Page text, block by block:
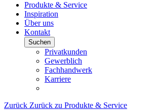
Produkte & Service
Inspiration
Über uns
Kontakt
Suchen
Privatkunden
Gewerblich
Fachhandwerk
Karriere
Zurück Zurück zu Produkte & Service